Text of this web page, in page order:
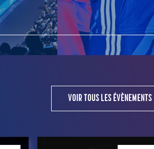
VOIR TOUS LES ÉVÈNEMENTS